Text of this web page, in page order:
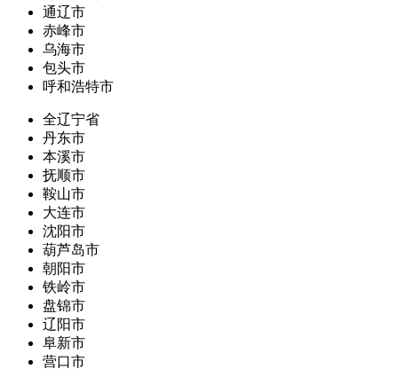
通辽市
赤峰市
乌海市
包头市
呼和浩特市
全辽宁省
丹东市
本溪市
抚顺市
鞍山市
大连市
沈阳市
葫芦岛市
朝阳市
铁岭市
盘锦市
辽阳市
阜新市
营口市